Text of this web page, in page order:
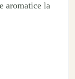
aromatice la